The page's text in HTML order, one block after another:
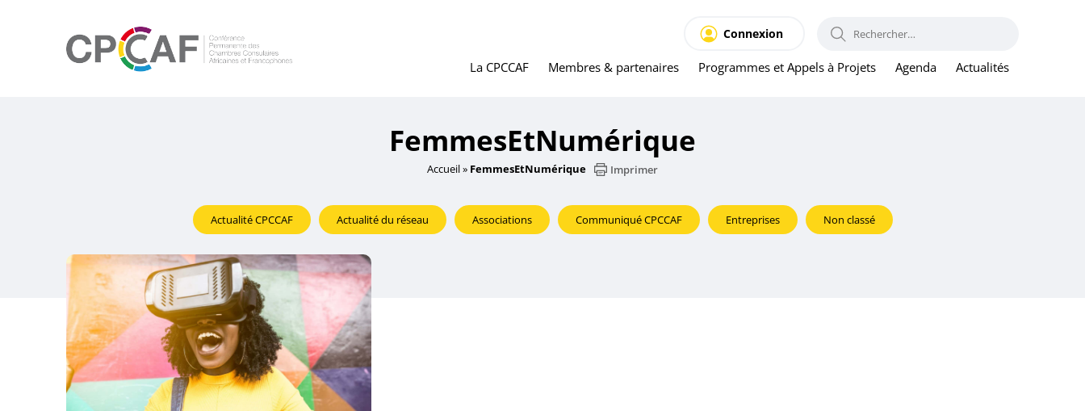
La CPCCAF Membres & partenaires Programmes et Appels à Projets Agenda Actualités
Connexion RECHERCHER :
FemmesEtNumérique
Accueil» FemmesEtNumérique Imprimer
Actualité CPCCAF Actualité du réseau Associations Communiqué CPCCAF Entreprises Non classé